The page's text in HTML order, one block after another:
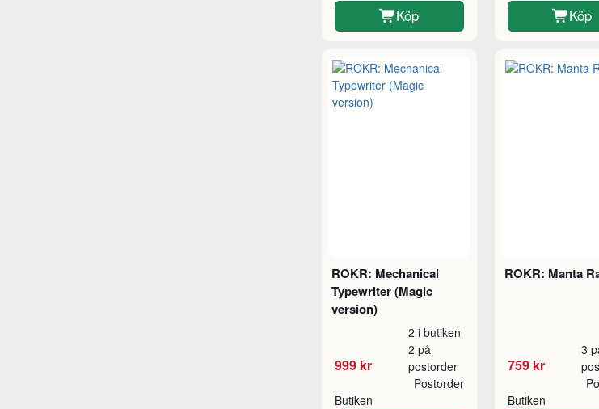
Köp Köp
ROKR: Mechanical
Typewriter (Magic
version)
999 kr
2 i butiken
2 på
postorder
Butiken
Postorder
ROKR: Manta
759 kr
3
Butiken